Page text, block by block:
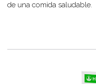
de una comida saludable.